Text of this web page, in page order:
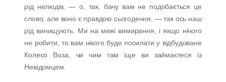
рід нелюдів, — о, так, бачу вам не подобається це
слово, але воно є правдою сьогодення, — так ось наш
рід винищують. Ми на межі вимирання, і якщо нічого
не робити, то вам нікого буде посилати у відбудоване
Колесо Воза, чи чим там іще ви займаєтеся із
Невідомцем.